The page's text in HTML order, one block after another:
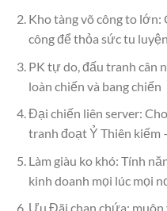
Kho tàng võ công to lớn:
công để thỏa sức tu luyện
PK tự do, đấu tranh cân
loàn chiến và bang chiến
Đại chiến liên server:
tranh đoạt Ỷ Thiên kiếm
Làm giàu ko khó: Tính
kinh doanh mọi lúc mọi
Ưu Đãi chan chứa: